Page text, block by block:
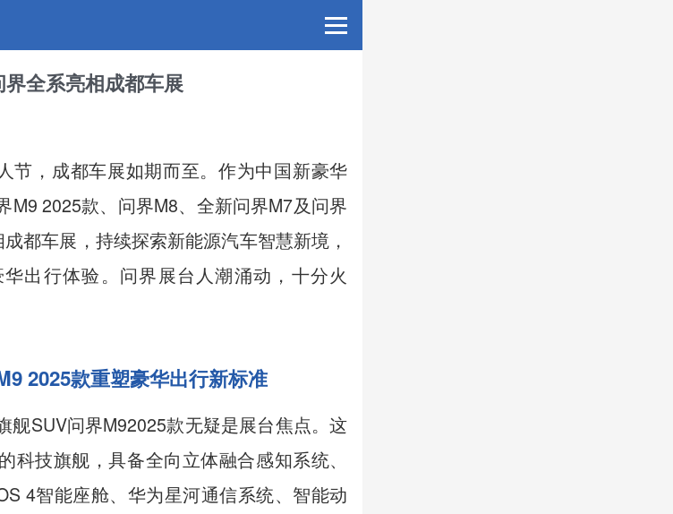
全系亮相成都车展
节，成都车展如期而至。作为中国新豪华
M9 2025款、问界M8、全新问界M7及问界
都车展，持续探索新能源汽车智慧新境，
出行体验。问界展台人潮涌动，十分火
2025款重塑豪华出行新标准
舰SUV问界M92025款无疑是展台焦点。这
科技旗舰，具备全向立体融合感知系统、
4智能座舱、华为星河通信系统、智能动